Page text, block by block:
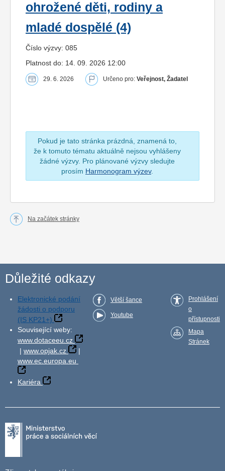
ohrožené děti, rodiny a
mladé dospělé (4)
Číslo výzvy: 085
Platnost do: 14. 09. 2026 12:00
29. 6. 2026 Určeno pro: Veřejnost, Žadatel
Pokud je tato stránka prázdná, znamená to,
že k tomuto tématu aktuálně nejsou vyhlášeny
žádné výzvy. Pro plánované výzvy sledujte
prosím Harmonogram výzev.
Na začátek stránky
Důležité odkazy
Elektronické podání
žádosti o podporu
(IS KP21+)
Související weby:
www.dotaceeu.cz
| www.opjak.cz
|
www.ec.europa.eu
Kariéra
Větší šance
Youtube
Prohlášení
o
přístupnosti
Mapa
Stránek